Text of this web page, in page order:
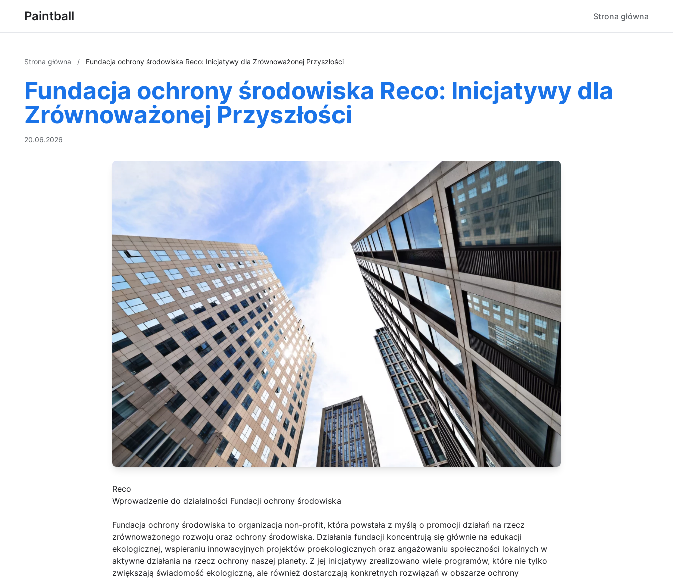
Paintball Strona główna
Strona główna / Fundacja ochrony środowiska Reco: Inicjatywy dla Zrównoważonej Przyszłości
Fundacja ochrony środowiska Reco: Inicjatywy dla
Zrównoważonej Przyszłości
20.06.2026
Reco
Wprowadzenie do działalności Fundacji ochrony środowiska
Fundacja ochrony środowiska to organizacja non-profit, która powstała z myślą o promocji działań na rzecz
zrównoważonego rozwoju oraz ochrony środowiska. Działania fundacji koncentrują się głównie na edukacji
ekologicznej, wspieraniu innowacyjnych projektów proekologicznych oraz angażowaniu społeczności lokalnych w
aktywne działania na rzecz ochrony naszej planety. Z jej inicjatywy zrealizowano wiele programów, które nie tylko
zwiększają świadomość ekologiczną, ale również dostarczają konkretnych rozwiązań w obszarze ochrony